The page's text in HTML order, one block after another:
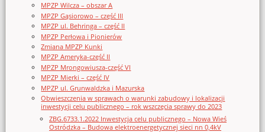
MPZP Wilcza – obszar A
MPZP Gąsiorowo – część III
MPZP ul. Behringa – część II
MPZP Perłowa i Pionierów
Zmiana MPZP Kunki
MPZP Ameryka-część II
MPZP Mrongowiusza-część VI
MPZP Mierki – część IV
MPZP ul. Grunwaldzka i Mazurska
Obwieszczenia w sprawach o warunki zabudowy i lokalizacji
inwestycji celu publicznego – rok wszczęcia sprawy do 2023
ZBG.6733.1.2022 Inwestycja celu publicznego – Nowa Wieś
Ostródzka – Budowa elektroenergetycznej sieci nn 0,4kV